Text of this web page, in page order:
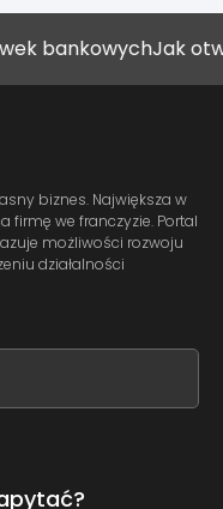
Jak otworzyć
biznes. Największa w
firmę we franczyzie. Portal
możliwości rozwoju
działalności